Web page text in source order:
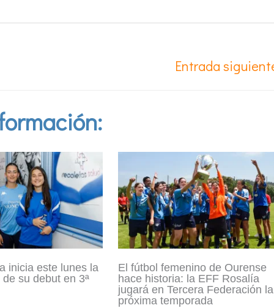
Entrada
inicia este lunes la
su debut en 3ª
El fútbol femenino de Ourense
hace historia: la EFF Rosalía
jugará en Tercera Federación la
próxima temporada